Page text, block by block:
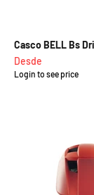
Casco BELL Bs
Precio de oferta
Desde
Login to see price